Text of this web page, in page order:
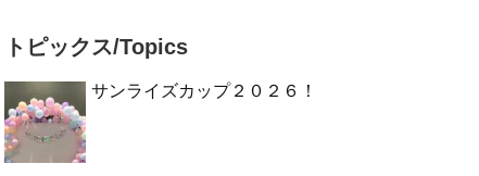
トピックス/Topics
サンライズカップ２０２６！